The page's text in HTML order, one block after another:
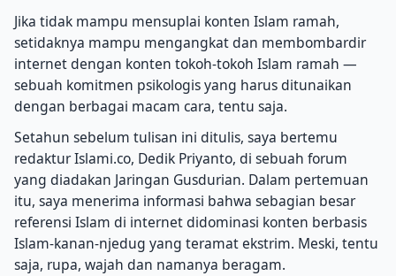
Jika tidak mampu mensuplai konten Islam ramah,
setidaknya mampu mengangkat dan membombardir
internet dengan konten tokoh-tokoh Islam ramah —
sebuah komitmen psikologis yang harus ditunaikan
dengan berbagai macam cara, tentu saja.
Setahun sebelum tulisan ini ditulis, saya bertemu
redaktur Islami.co, Dedik Priyanto, di sebuah forum
yang diadakan Jaringan Gusdurian. Dalam pertemuan
itu, saya menerima informasi bahwa sebagian besar
referensi Islam di internet didominasi konten berbasis
Islam-kanan-njedug yang teramat ekstrim. Meski, tentu
saja, rupa, wajah dan namanya beragam.